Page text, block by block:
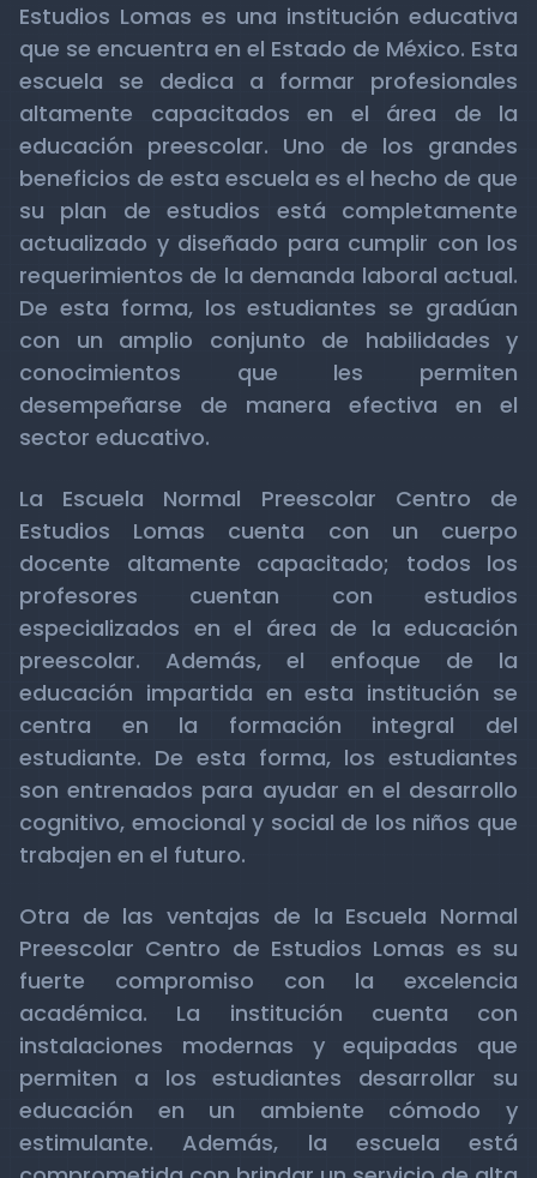
Estudios Lomas es una institución educativa
que se encuentra en el Estado de México. Esta
escuela se dedica a formar profesionales
altamente capacitados en el área de la
educación preescolar. Uno de los grandes
beneficios de esta escuela es el hecho de que
su plan de estudios está completamente
actualizado y diseñado para cumplir con los
requerimientos de la demanda laboral actual.
De esta forma, los estudiantes se gradúan
con un amplio conjunto de habilidades y
conocimientos que les permiten
desempeñarse de manera efectiva en el
sector educativo.
La Escuela Normal Preescolar Centro de
Estudios Lomas cuenta con un cuerpo
docente altamente capacitado; todos los
profesores cuentan con estudios
especializados en el área de la educación
preescolar. Además, el enfoque de la
educación impartida en esta institución se
centra en la formación integral del
estudiante. De esta forma, los estudiantes
son entrenados para ayudar en el desarrollo
cognitivo, emocional y social de los niños que
trabajen en el futuro.
Otra de las ventajas de la Escuela Normal
Preescolar Centro de Estudios Lomas es su
fuerte compromiso con la excelencia
académica. La institución cuenta con
instalaciones modernas y equipadas que
permiten a los estudiantes desarrollar su
educación en un ambiente cómodo y
estimulante. Además, la escuela está